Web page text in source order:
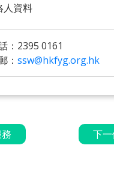
人資料
：2395 0161
： ssw@hkfyg.org.hk
下